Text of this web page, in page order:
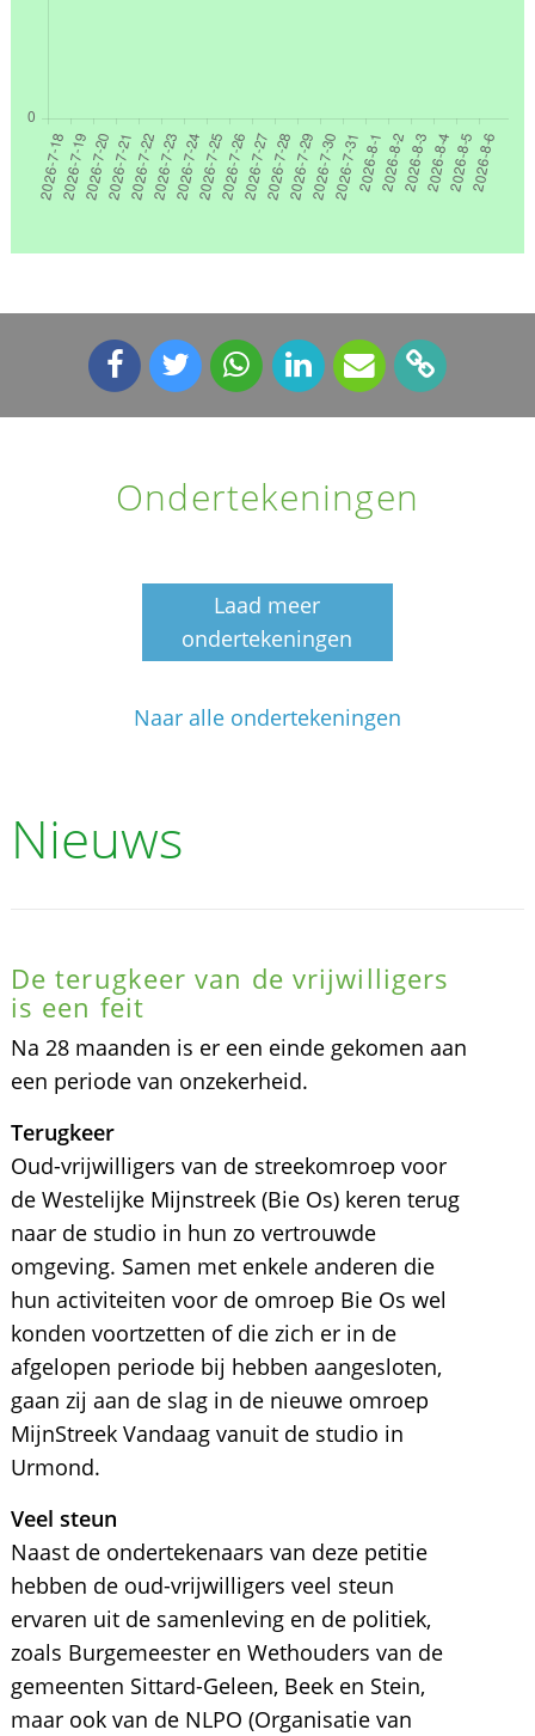
Ondertekeningen
Laad meer
ondertekeningen
Naar alle ondertekeningen
Nieuws
De terugkeer van de vrijwilligers
is een feit
Na 28 maanden is er een einde gekomen aan
een periode van onzekerheid.
Terugkeer
Oud-vrijwilligers van de streekomroep voor
de Westelijke Mijnstreek (Bie Os) keren terug
naar de studio in hun zo vertrouwde
omgeving. Samen met enkele anderen die
hun activiteiten voor de omroep Bie Os wel
konden voortzetten of die zich er in de
afgelopen periode bij hebben aangesloten,
gaan zij aan de slag in de nieuwe omroep
MijnStreek Vandaag vanuit de studio in
Urmond.
Veel steun
Naast de ondertekenaars van deze petitie
hebben de oud-vrijwilligers veel steun
ervaren uit de samenleving en de politiek,
zoals Burgemeester en Wethouders van de
gemeenten Sittard-Geleen, Beek en Stein,
maar ook van de NLPO (Organisatie van